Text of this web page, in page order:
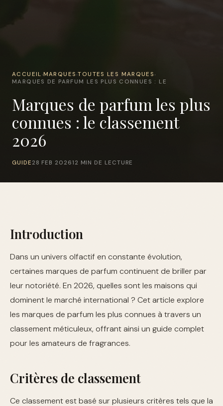
ACCUEIL ›MARQUES ›TOUTES LES MARQUES ›
MARQUES DE PARFUM LES PLUS CONNUES : LE
Marques de parfum les plus
connues : le classement
2026
GUIDE 28 FEB 202612 MIN DE LECTURE
Introduction
Dans un univers olfactif en constante évolution,
certaines marques de parfum continuent de briller par
leur notoriété. En 2026, quelles sont les maisons qui
dominent le marché international ? Cet article explore
les marques de parfum les plus connues à travers un
classement méticuleux, offrant ainsi un guide complet
pour les amateurs de fragrances.
Critères de classement
Ce classement est basé sur plusieurs critères tels que la